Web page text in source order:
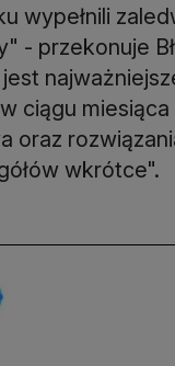
wypełnili
- przekonuje
ciągu
oraz
wkrótce".